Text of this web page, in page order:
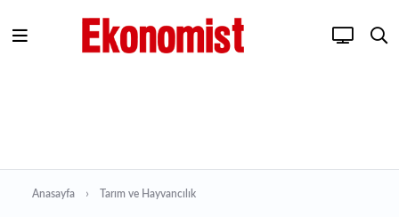
Anasayfa Tarım ve Hayvancılık